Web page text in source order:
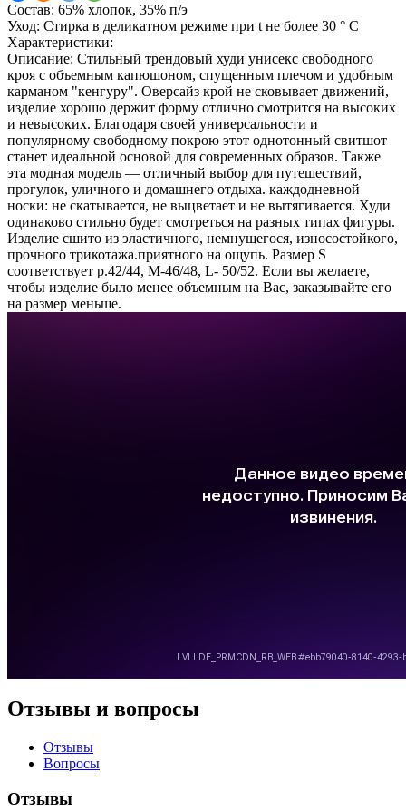
Состав: 65% хлопок, 35% п/э
Уход: Стирка в деликатном режиме при t не более 30 ° С
Характеристики:
Описание: Стильный трендовый худи унисекс свободного
кроя с объемным капюшоном, спущенным плечом и удобным
карманом "кенгуру". Оверсайз крой не сковывает движений,
изделие хорошо держит форму отлично смотрится на высоких
и невысоких. Благодаря своей универсальности и
популярному свободному покрою этот однотонный свитшот
станет идеальной основой для современных образов. Также
эта модная модель — отличный выбор для путешествий,
прогулок, уличного и домашнего отдыха. каждодневной
носки: не скатывается, не выцветает и не вытягивается. Худи
одинаково стильно будет смотреться на разных типах фигуры.
Изделие сшито из эластичного, немнущегося, износостойкого,
прочного трикотажа.приятного на ощупь. Размер S
соответствует р.42/44, М-46/48, L- 50/52. Если вы желаете,
чтобы изделие было менее объемным на Вас, заказывайте его
на размер меньше.
Отзывы и вопросы
Отзывы
Вопросы
Отзывы